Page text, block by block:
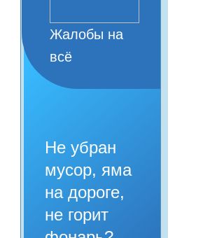
Жалобы на
всё
Не убран
мусор, яма
на дороге,
не горит